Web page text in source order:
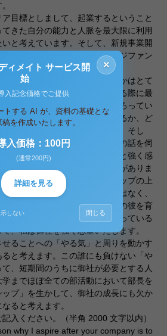
目標としまして、起業するということ
きた自分の能力と人脈を最大限に利用
と考えています。そして、新規事業開
トエクイティファンドやヘッジファン
と考えています。
に、どの企業に行くべきなのかはとて
が就職活動を行う企業を決める際に最
け自分が成長できる環境がそろってい
れだけ周りに優秀な人達がいるか、ど
か、ということだと考えます。そし
Ｂと外資系企業就職したＯＢの話を伺
いる企業は外資系金融であると強く感
社は特に印象の良いイメージがありま
私が行っているインターンシップの上
姿はとても真似できるものではなく、
しても、尊敬に値します。その彼を育
るような成長できる環境が揃っている
、私は御社を強く志望いたします。
ることへの「やる気」と周りを動かす
ると考えます。この誰にも負けない「や
、短期間のうちに御社が必要とする人
までほぼ全ての部活動において部長を
プ」を生かして、御社の成長にも欠か
ると考えます。
入ください。（半角 2000 文字以内）
why I aspire after your company is to
×
ィメイト サービス開
始
入記念価格でご提供
トする AI が、資料の基礎とな
稿を作成いたします。
入価格：100円
(通常200円)
詳細を見る
しない 閉じる